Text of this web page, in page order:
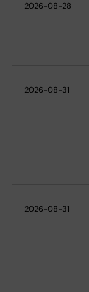
2026-08-28
2026-08-31
2026-08-31